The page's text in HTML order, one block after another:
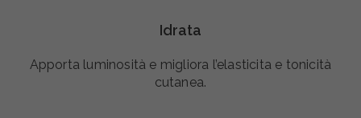
Idrata
Apporta luminosità e migliora l’elasticita e tonicità
cutanea.